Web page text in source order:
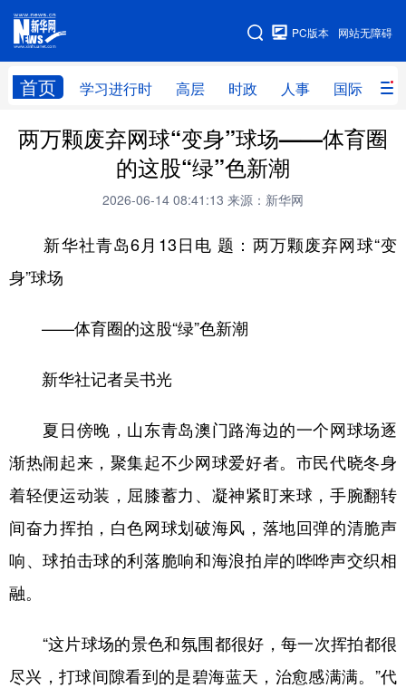
网站无障碍
PC版本
首页 学习进行时 高层 时政 人事 国际 财
网站地图
学习进行时 高层 时政 人事
财经 网评
全球连线
科技 科创 量子 体育
文化
访谈 视频 图片
学术中国 乡村振兴 银龄 溯源中国
彩票 娱乐 时尚 悦读
公益 一带一路 亚太网 上市公司
地方频道
两万颗废弃网球“变身”球场——体育圈
的这股“绿”色新潮
2026-06-14 08:41:13 来源：新华网
新华社青岛6月13日电 题：两万颗废弃网球“变
身”球场
——体育圈的这股“绿”色新潮
新华社记者吴书光
夏日傍晚，山东青岛澳门路海边的一个网球场逐
渐热闹起来，聚集起不少网球爱好者。市民代晓冬身
着轻便运动装，屈膝蓄力、凝神紧盯来球，手腕翻转
间奋力挥拍，白色网球划破海风，落地回弹的清脆声
响、球拍击球的利落脆响和海浪拍岸的哗哗声交织相
融。
“这片球场的景色和氛围都很好，每一次挥拍都很
尽兴，打球间隙看到的是碧海蓝天，治愈感满满。”代